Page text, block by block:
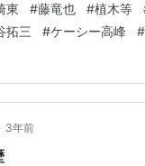
画『#塀の中の懲りない
プライムhttps://t.co/
G16EHpCiYp＊🔽に続く
東 #藤竜也 #植木等
拓三 #ケーシー高峰 #
3年前